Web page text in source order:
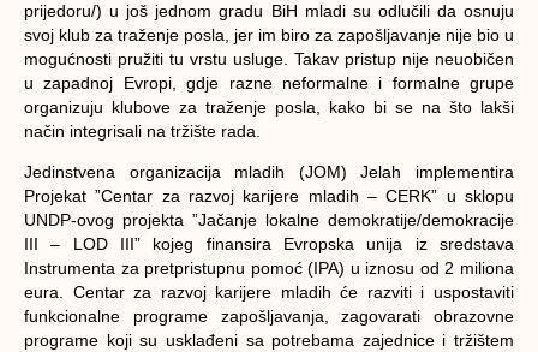
prijedoru/) u još jednom gradu BiH mladi su odlučili da osnuju
svoj klub za traženje posla, jer im biro za zapošljavanje nije bio u
mogućnosti pružiti tu vrstu usluge. Takav pristup nije neuobičen
u zapadnoj Evropi, gdje razne neformalne i formalne grupe
organizuju klubove za traženje posla, kako bi se na što lakši
način integrisali na tržište rada.
Jedinstvena organizacija mladih (JOM) Jelah implementira
Projekat ”Centar za razvoj karijere mladih – CERK” u sklopu
UNDP-ovog projekta ”Jačanje lokalne demokratije/demokracije
III – LOD III” kojeg finansira Evropska unija iz sredstava
Instrumenta za pretpristupnu pomoć (IPA) u iznosu od 2 miliona
eura. Centar za razvoj karijere mladih će razviti i uspostaviti
funkcionalne programe zapošljavanja, zagovarati obrazovne
programe koji su usklađeni sa potrebama zajednice i tržištem